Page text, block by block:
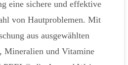
eine sichere und effektive
von Hautproblemen. Mit
aus ausgewählten
Mineralien und Vitamine